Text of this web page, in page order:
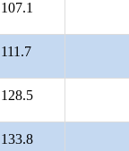
107.1
111.7
128.5
133.8